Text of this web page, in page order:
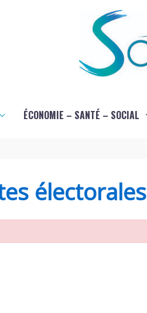
ÉCONOMIE – SANTÉ – SOCIAL
électorales